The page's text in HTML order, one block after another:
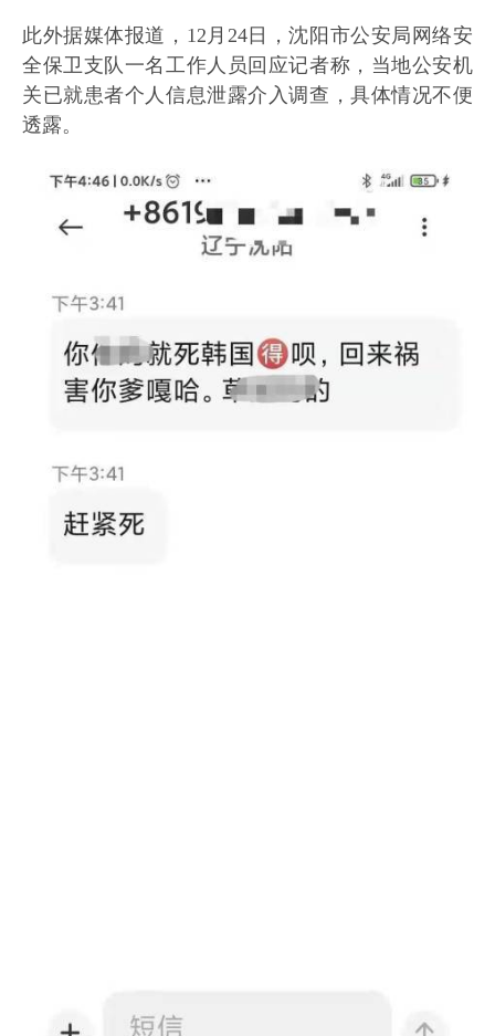
此外据媒体报道，12月24日，沈阳市公安局网络安
全保卫支队一名工作人员回应记者称，当地公安机
关已就患者个人信息泄露介入调查，具体情况不便
透露。